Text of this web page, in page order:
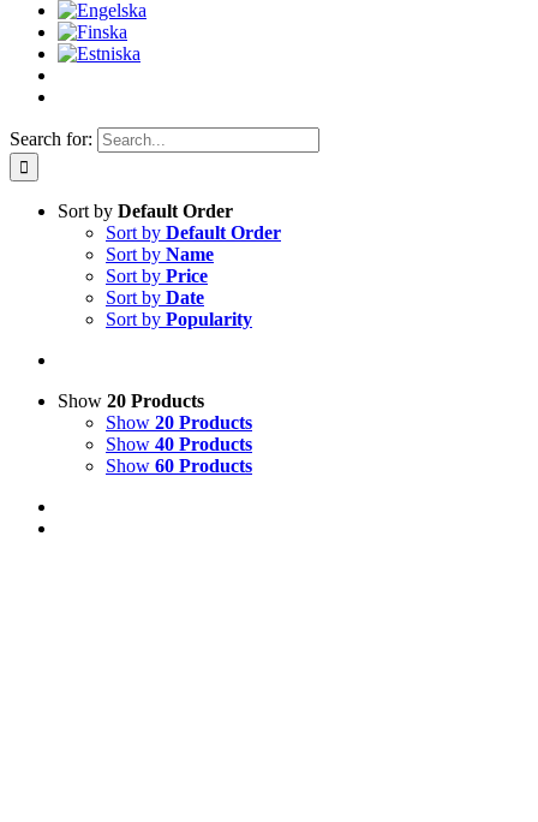
Search for:
Sort by Default Order
Sort by Default Order
Sort by Name
Sort by Price
Sort by Date
Sort by Popularity
Show 20 Products
Show 20 Products
Show 40 Products
Show 60 Products